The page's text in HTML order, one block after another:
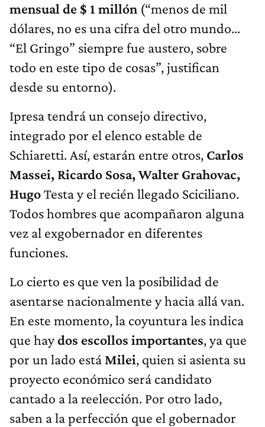
mensual de $ 1 millón (“menos de mil
dólares, no es una cifra del otro mundo…
“El Gringo” siempre fue austero, sobre
todo en este tipo de cosas”, justifican
desde su entorno).
Ipresa tendrá un consejo directivo,
integrado por el elenco estable de
Schiaretti. Así, estarán entre otros, Carlos
Massei, Ricardo Sosa, Walter Grahovac,
HugoTesta y el recién llegado Sciciliano.
Todos hombres que acompañaron alguna
vez al exgobernador en diferentes
funciones.
Lo cierto es que ven la posibilidad de
asentarse nacionalmente y hacia allá van.
En este momento, la coyuntura les indica
que haydos escollos importantes, ya que
por un lado está Milei, quien si asienta su
proyecto económico será candidato
cantado a la reelección. Por otro lado,
saben a la perfección que el gobernador